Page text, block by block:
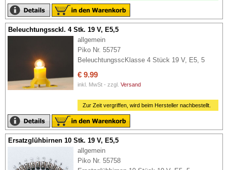
Beleuchtungssckl. 4 Stk. 19 V, E5,5
allgemein
Piko Nr. 55757
BeleuchtungsscKlasse 4 Stück 19 V, E5, 5
€ 9.99
inkl. MwSt - zzgl. Versand
Zur Zeit vergriffen, wird beim Hersteller nachbestellt.
Ersatzglühbirnen 10 Stk. 19 V, E5,5
allgemein
Piko Nr. 55758